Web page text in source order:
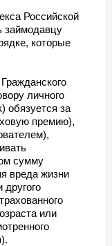
Российской
займодавцу
которые
Гражданского
личного
обязуется за
премию),
сумму
вреда жизни
или